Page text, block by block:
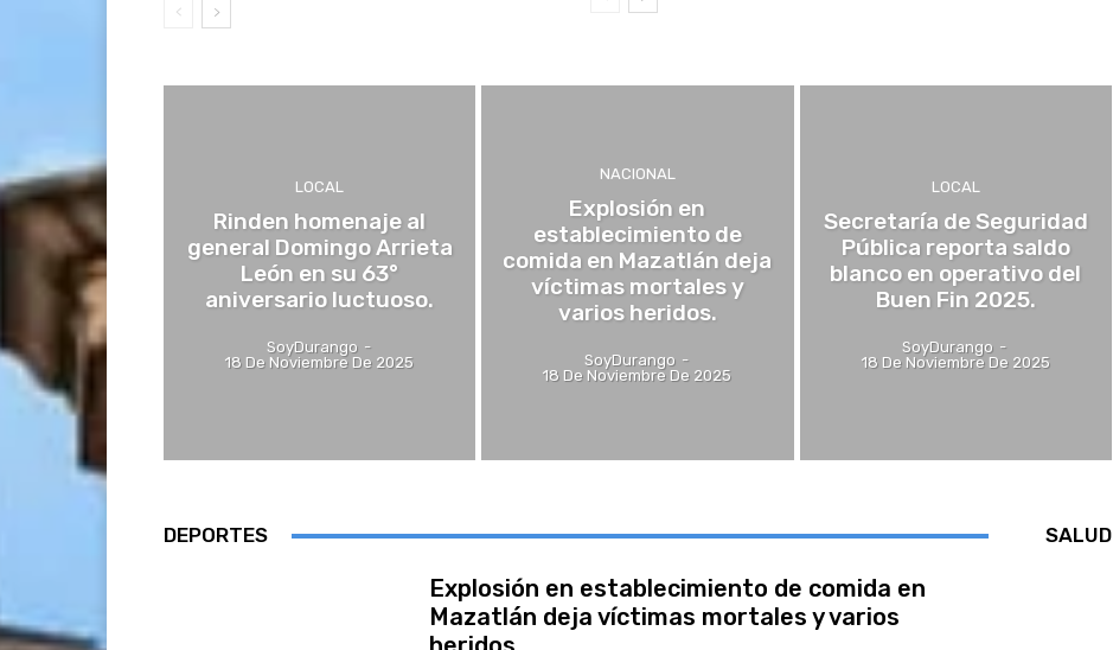
LOCAL
Rinden homenaje al
general Domingo Arrieta
León en su 63°
aniversario luctuoso.
SoyDurango -
18 De Noviembre De 2025
NACIONAL
Explosión en
establecimiento de
comida en Mazatlán deja
víctimas mortales y
varios heridos.
SoyDurango -
18 De Noviembre De 2025
LOCAL
Secretaría de Seguridad
Pública reporta saldo
blanco en operativo del
Buen Fin 2025.
SoyDurango -
18 De Noviembre De 2025
DEPORTES
Explosión en establecimiento de comida en
Mazatlán deja víctimas mortales y varios
SALUD